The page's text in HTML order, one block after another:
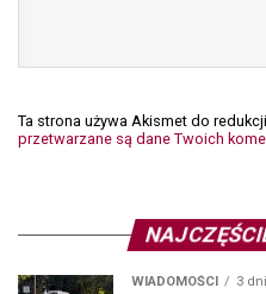
Ta strona używa Akismet do
przetwarzane są dane Twoich
WIADOMOŚCI 3